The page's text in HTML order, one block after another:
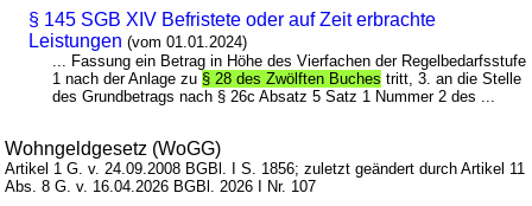
§ 145 SGB XIV Befristete oder auf Zeit erbrachte
Leistungen (vom 01.01.2024)
... Fassung ein Betrag in Höhe des Vierfachen der Regelbedarfsstufe
1 nach der Anlage zu § 28 des Zwölften Buches tritt, 3. an die Stelle
des Grundbetrags nach § 26c Absatz 5 Satz 1 Nummer 2 des ...
Wohngeldgesetz (WoGG)
Artikel 1 G. v. 24.09.2008 BGBl. I S. 1856; zuletzt geändert durch Artikel 11
Abs. 8 G. v. 16.04.2026 BGBl. 2026 I Nr. 107